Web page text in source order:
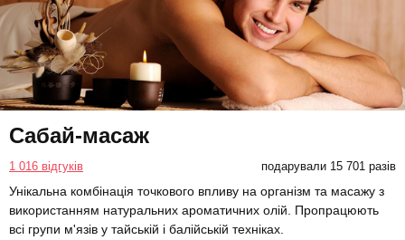
Сабай-масаж
1 016 відгуків подарували 15 701 разів
Унікальна комбінація точкового впливу на організм та масажу з
використанням натуральних ароматичних олій. Пропрацюють
всі групи м'язів у тайській і балійській техніках.